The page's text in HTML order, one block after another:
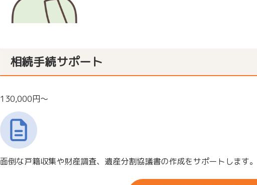
相続手続サポート
130,000円～
面倒な戸籍収集や財産調査、遺産分割協議書の作成をサポートします。